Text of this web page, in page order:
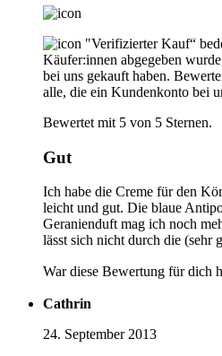
"Verifizierter Kauf“
Käufer:innen abgegeben
bei uns gekauft haben.
alle, die ein Kundenkonto bei
Bewertet mit 5 von 5 Sternen.
Gut
Ich habe die Creme für den
leicht und gut. Die blaue
Geranienduft mag ich noch
lässt sich nicht durch die (sehr
War diese Bewertung für dich
Cathrin
24. September 2013